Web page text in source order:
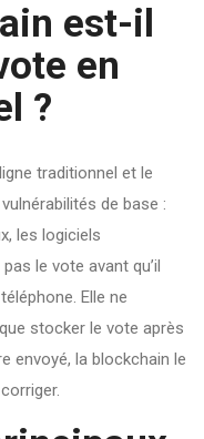
est-il
en
?
traditionnel et le
de base :
les logiciels
le vote avant qu’il
Elle ne
stocker le vote après
envoyé, la blockchain le